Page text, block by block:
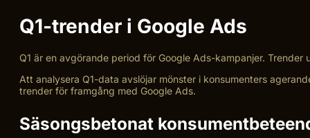
Q1-trender i Google Ads
Q1 är en avgörande period för Google Ads-kampanjer.
Att analysera Q1-data avslöjar mönster i konsumenters
trender för framgång med Google Ads.
Säsongsbetonat